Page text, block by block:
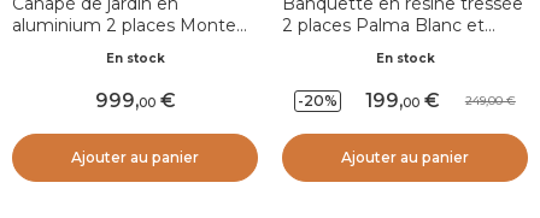
aluminium 2 places Monte
En stock
999,00
Ajouter au panier
2 places Palma Blanc et
En stock
-20% 199,00 249,00
Ajouter au panier